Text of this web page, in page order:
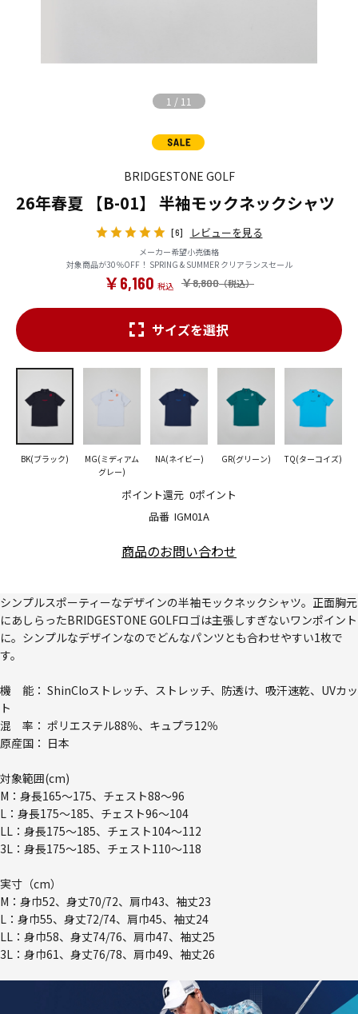
1 / 11
BRIDGESTONE GOLF
26年春夏 【B-01】 半袖モックネックシャツ
[6] レビューを見る
メーカー希望小売価格
対象商品が30％OFF！ SPRING & SUMMER クリアランスセール
￥8,800
￥6,160
品番 IGM01A
ポイント還元 0ポイント
サイズを選択
BK(ブラック)
MG(ミディアム
グレー)
NA(ネイビー) GR(グリーン) TQ(ターコイズ)
商品のお問い合わせ
シンプルスポーティーなデザインの半袖モックネックシャツ。正面胸元
にあしらったBRIDGESTONE GOLFロゴは主張しすぎないワンポイント
に。シンプルなデザインなのでどんなパンツとも合わせやすい1枚で
す。
機 能： ShinCloストレッチ、ストレッチ、防透け、吸汗速乾、UVカッ
ト
混 率： ポリエステル88％、キュプラ12％
原産国： 日本
対象範囲(cm)
M：身長165～175、チェスト88～96
L：身長175～185、チェスト96～104
LL：身長175～185、チェスト104～112
3L：身長175～185、チェスト110～118
実寸（cm）
M：身巾52、身丈70/72、肩巾43、袖丈23
L：身巾55、身丈72/74、肩巾45、袖丈24
LL：身巾58、身丈74/76、肩巾47、袖丈25
3L：身巾61、身丈76/78、肩巾49、袖丈26